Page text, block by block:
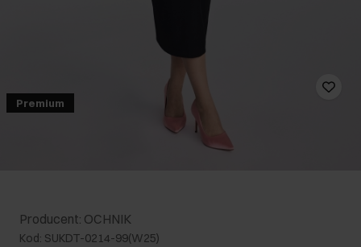
Premium
Producent: OCHNIK
Kod: SUKDT-0214-99(W25)